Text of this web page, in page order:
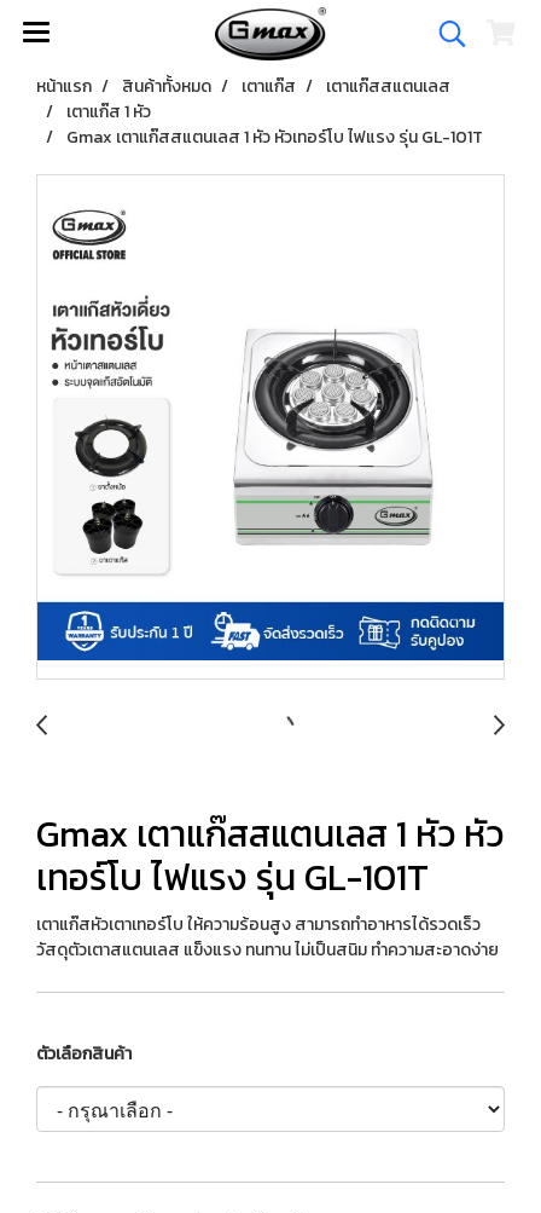
หน้าแรก สินค้าทั้งหมด เตาแก๊ส
เตาแก๊สสแตนเลส
เตาแก๊ส 1 หัว
Gmax เตาแก๊สสแตนเลส 1 หัว หัวเทอร์โบ ไฟแรง รุ่น GL-101T
Gmax เตาแก๊สสแตนเลส 1 หัว หัว
เทอร์โบ ไฟแรง รุ่น GL-101T
เตาแก๊สหัวเตาเทอร์โบ ให้ความร้อนสูง สามารถทำอาหารได้รวดเร็ว
วัสดุตัวเตาสแตนเลส แข็งแรง ทนทาน ไม่เป็นสนิม ทำความสะอาดง่าย
ตัวเลือกสินค้า